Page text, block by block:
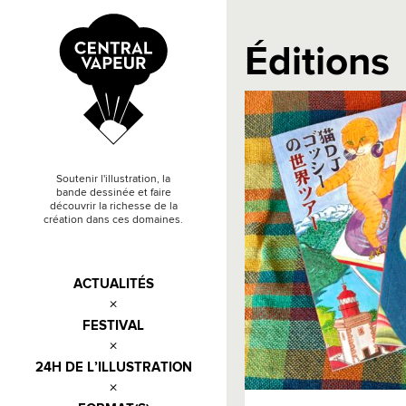
Soutenir l'illustration, la
bande dessinée et faire
découvrir la richesse de la
création dans ces domaines.
ACTUALITÉS
FESTIVAL
24H DE L’ILLUSTRATION
Éditions